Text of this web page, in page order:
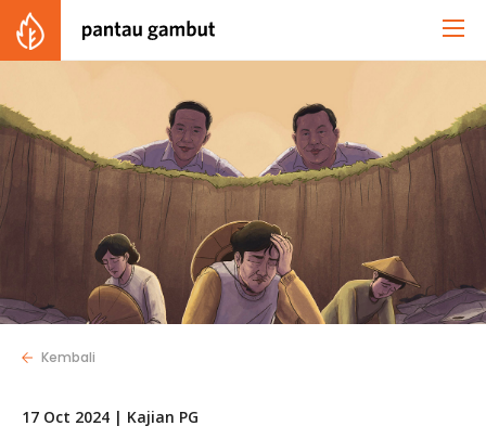
Kembali
17 Oct 2024 | Kajian PG